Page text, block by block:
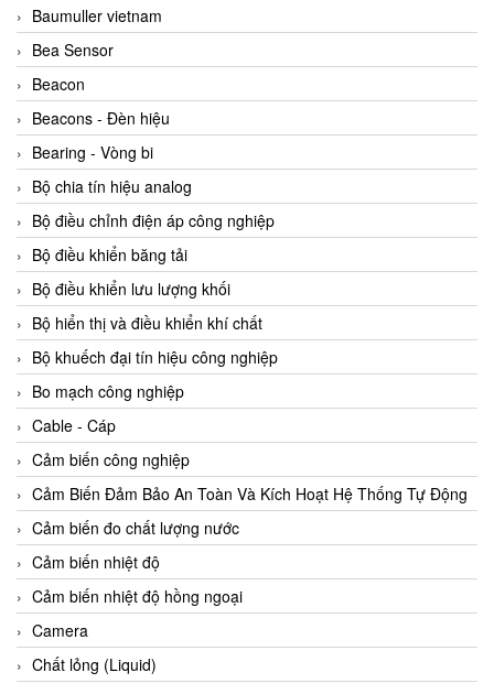
AccuWeb Vietnam
Acey
ACOEM Vietnam
ADCA Vietnam
ADFweb Vietnam
Adler Vietnam
Ados Vietnam
Advanced Energy Vietnam
Advantech Vietnam
Agate Vietnam
AGR International Vietnam
Aichi Tokei Denki Vietnam
Aii Vietnam
AIKOH
AINUO Vietnam
AIR MAJOR
Aira Euro Automation
Airtac Vietnam
Airtec Vietnam
AI-Tek Vietnam
Baumuller vietnam
Bea Sensor
Beacon
Beacons - Đèn hiệu
Bearing - Vòng bi
Bộ chia tín hiệu analog
Bộ điều chỉnh điện áp công nghiệp
Bộ điều khiển băng tải
Bộ điều khiển lưu lượng khối
Bộ hiển thị và điều khiển khí chất
Bộ khuếch đại tín hiệu công nghiệp
Bo mạch công nghiệp
Cable - Cáp
Cảm biến công nghiệp
Cảm Biến Đảm Bảo An Toàn Và Kích Hoạt Hệ Thống Tự Động
Cảm biến đo chất lượng nước
Cảm biến nhiệt độ
Cảm biến nhiệt độ hồng ngoại
Camera
Chất lỏng (Liquid)